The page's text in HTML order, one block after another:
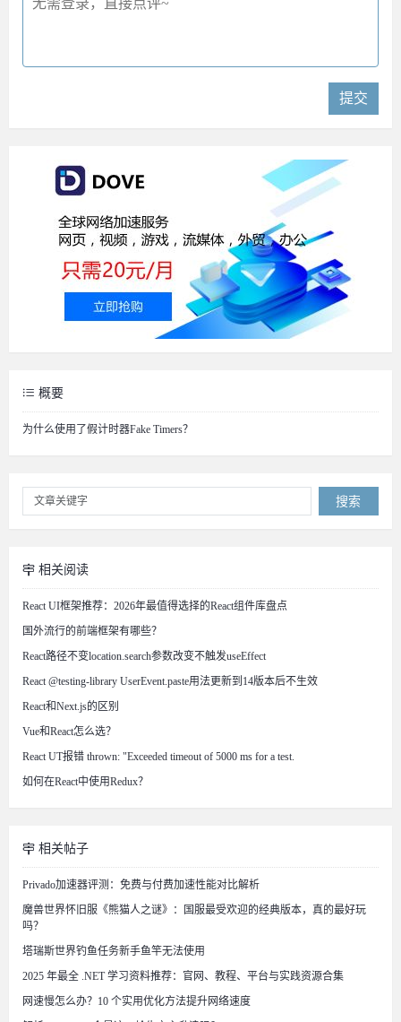
提交
概要
为什么使用了假计时器Fake Timers？
搜索
相关阅读
React UI框架推荐：2026年最值得选择的React组件库盘点
国外流行的前端框架有哪些？
React路径不变location.search参数改变不触发useEffect
React @testing-library UserEvent.paste用法更新到14版本后不生效
React和Next.js的区别
Vue和React怎么选？
React UT报错 thrown: "Exceeded timeout of 5000 ms for a test.
如何在React中使用Redux？
相关帖子
Privado加速器评测：免费与付费加速性能对比解析
魔兽世界怀旧服《熊猫人之谜》：国服最受欢迎的经典版本，真的最好玩
吗？
塔瑞斯世界钓鱼任务新手鱼竿无法使用
2025 年最全 .NET 学习资料推荐：官网、教程、平台与实践资源合集
网速慢怎么办？10 个实用优化方法提升网络速度